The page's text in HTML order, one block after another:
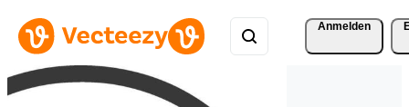
Anmelden